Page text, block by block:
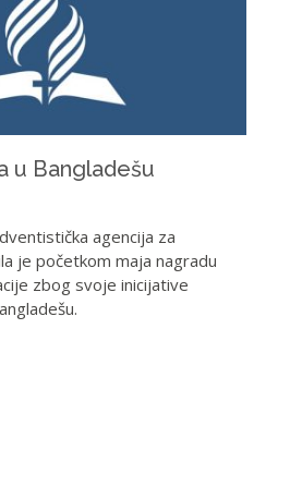
u Bangladešu
agencija za
je početkom maja nagradu
zbog svoje inicijative